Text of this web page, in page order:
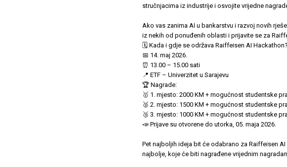
stručnjacima iz industrije i osvojite vrijedne
Ako vas zanima AI u bankarstvu i razvoj novih
iz nekih od ponuđenih oblasti i prijavite se za
🗓 Kada i gdje se održava Raiffeisen AI Hackathon?
📅 14. maj 2026.
⏰ 13.00 – 15.00 sati
📍 ETF – Univerzitet u Sarajevu
🏆 Nagrade:
🥇 1. mjesto: 2000 KM + mogućnost studentske
🥈 2. mjesto: 1500 KM + mogućnost studentske
🥉 3. mjesto: 1000 KM + mogućnost studentske
📣 Prijave su otvorene do utorka, 05. maja 2026.
Pet najboljih ideja bit će odabrano za Raiffeisen
najbolje, koje će biti nagrađene vrijednim